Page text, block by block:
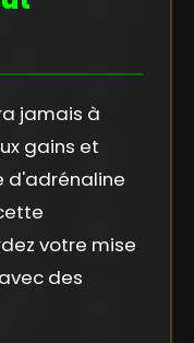
jamais à
gains et
d'adrénaline
votre mise
des